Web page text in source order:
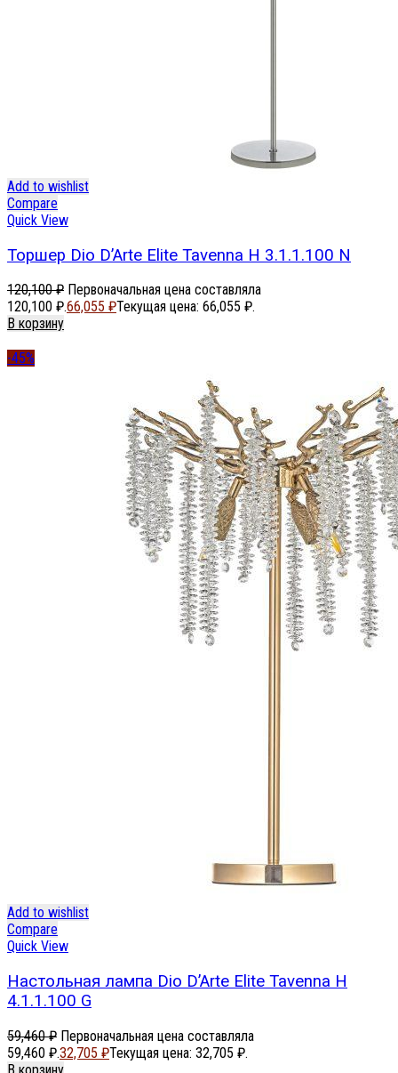
Add to wishlist
Compare
Quick View
Торшер Dio D’Arte Elite Tavenna H 3.1.1.100 N
120,100₽ Первоначальная цена составляла
120,100 ₽.66,055 ₽Текущая цена: 66,055 ₽.
В корзину
-45%
Add to wishlist
Compare
Quick View
Настольная лампа Dio D’Arte Elite Tavenna H
4.1.1.100 G
59,460₽ Первоначальная цена составляла
59,460 ₽.32,705 ₽Текущая цена: 32,705 ₽.